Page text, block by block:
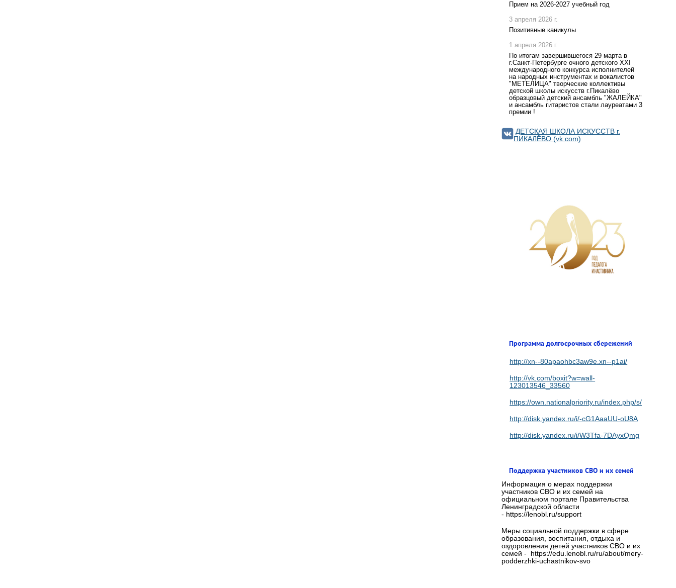
Прием на 2026-2027 учебный год
3 апреля 2026 г.
Позитивные каникулы
1 апреля 2026 г.
По итогам завершившегося 29 марта в
г.Санкт-Петербурге очного детского XXI
международного конкурса исполнителей
на народных инструментах и вокалистов
"МЕТЕЛИЦА" творческие коллективы
детской школы искусств г.Пикалёво
образцовый детский ансамбль "ЖАЛЕЙКА"
и ансамбль гитаристов стали лауреатами 3
премии !
ДЕТСКАЯ ШКОЛА ИСКУССТВ г.
ПИКАЛЁВО (vk.com)
Программа долгосрочных сбережений
http://xn--80apaohbc3aw9e.xn--p1ai/
http://vk.com/boxit?w=wall-
123013546_33560
https://own.nationalpriority.ru/index.php/s/
http://disk.yandex.ru/i/-cG1AaaUU-oU8A
http://disk.yandex.ru/i/W3Tfa-7DAyxQmg
Поддержка участников СВО и их семей
Информация о мерах поддержки
участников СВО и их семей на
официальном портале Правительства
Ленинградской области
- https://lenobl.ru/support
Меры социальной поддержки в сфере
образования, воспитания, отдыха и
оздоровления детей участников СВО и их
семей - https://edu.lenobl.ru/ru/about/mery-
podderzhki-uchastnikov-svo